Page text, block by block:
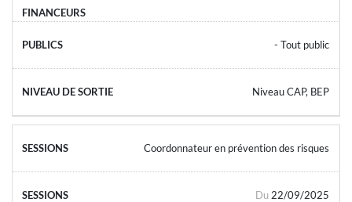
- Tout public
Niveau CAP, BEP
Coordonnateur en prévention des risques
Du 22/09/2025